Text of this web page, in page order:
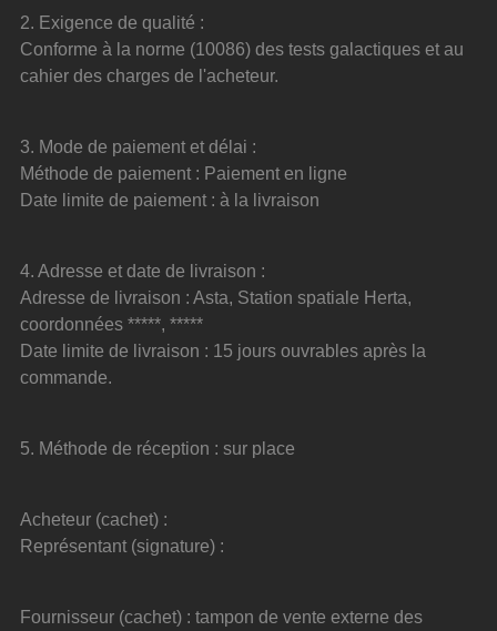
2. Exigence de qualité :
Conforme à la norme (10086) des tests galactiques et au
cahier des charges de l'acheteur.
3. Mode de paiement et délai :
Méthode de paiement : Paiement en ligne
Date limite de paiement : à la livraison
4. Adresse et date de livraison :
Adresse de livraison : Asta, Station spatiale Herta,
coordonnées *****, *****
Date limite de livraison : 15 jours ouvrables après la
commande.
5. Méthode de réception : sur place
Acheteur (cachet) :
Représentant (signature) :
Fournisseur (cachet) : tampon de vente externe des